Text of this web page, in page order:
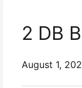
2 DB
August 1,